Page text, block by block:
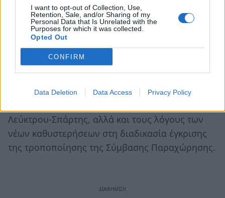
I want to opt-out of Collection, Use,
Retention, Sale, and/or Sharing of my
Personal Data that Is Unrelated with the
Purposes for which it was collected.
Opted Out
CONFIRM
Data Deletion Data Access Privacy Policy
Ζητά να αντιμετωπιστούν όλοι οι επιμέρους
παράγοντες επικινδυνότητας του οδικού αυτού
τμήματος και να ληφθούν μέτρα για την
πρόληψη των τροχαίων ατυχημάτων, καθώς και
πρωτοβουλίες για ενημερωτικές και
εκπαιδευτικές δράσεις που προάγουν την οδική
ασφάλεια. Ζητά το επακριβές χρονοδιάγραμμα
Λεύκτρου-Σπάρτης, αλλά και τους λόγους των
νέων καθυστερήσεων στη διαδικασία έγκρισης
της τροποποίησης της Σύμβασης Παραχώρησης.